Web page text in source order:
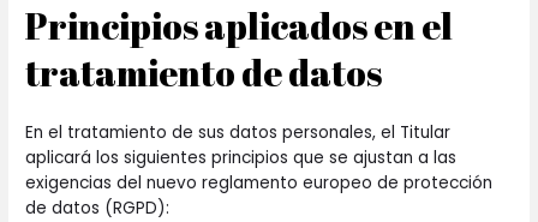
Principios aplicados en el
tratamiento de datos
En el tratamiento de sus datos personales, el Titular
aplicará los siguientes principios que se ajustan a las
exigencias del nuevo reglamento europeo de protección
de datos (RGPD):